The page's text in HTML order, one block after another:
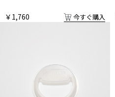
￥1,760
今すぐ購入